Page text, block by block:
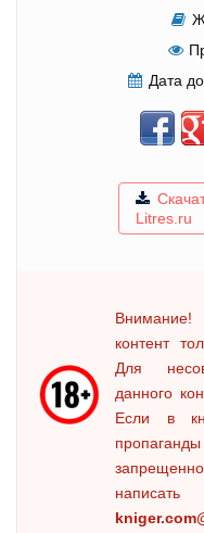
Дата
Litres.ru
контент
Для
данного
Если в